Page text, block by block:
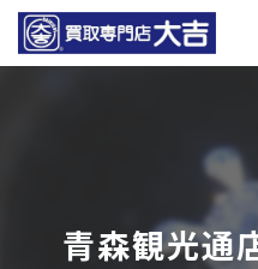
青森観光通